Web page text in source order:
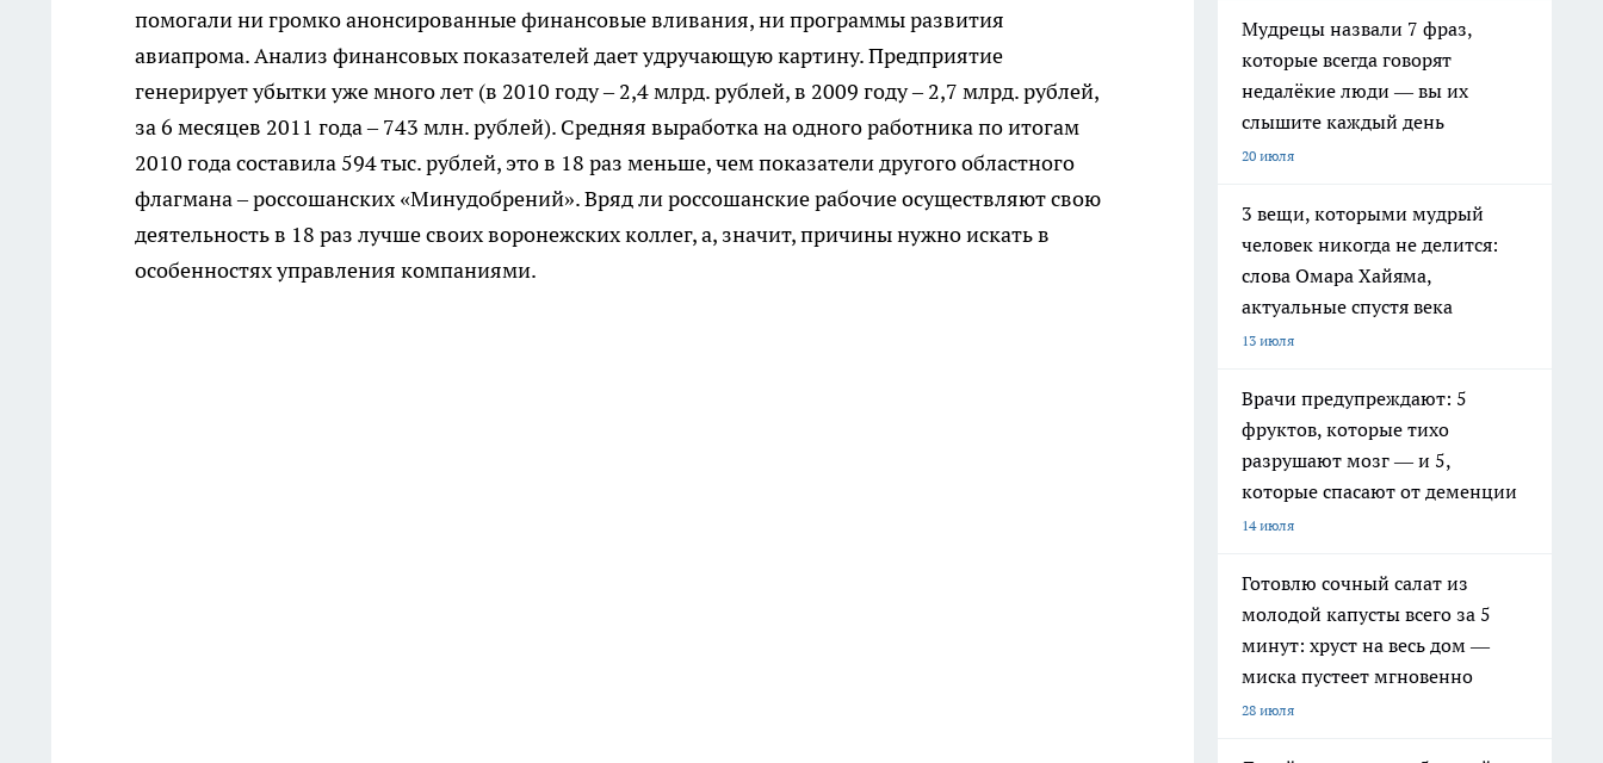
помогали ни громко анонсированные финансовые вливания, ни программы развития
авиапрома. Анализ финансовых показателей дает удручающую картину. Предприятие
генерирует убытки уже много лет (в 2010 году – 2,4 млрд. рублей, в 2009 году – 2,7 млрд. рублей,
за 6 месяцев 2011 года – 743 млн. рублей). Средняя выработка на одного работника по итогам
2010 года составила 594 тыс. рублей, это в 18 раз меньше, чем показатели другого областного
флагмана – россошанских «Минудобрений». Вряд ли россошанские рабочие осуществляют свою
деятельность в 18 раз лучше своих воронежских коллег, а, значит, причины нужно искать в
особенностях управления компаниями.
Мудрецы назвали 7 фраз,
которые всегда говорят
недалёкие люди — вы их
слышите каждый день
20 июля
3 вещи, которыми мудрый
человек никогда не делится:
слова Омара Хайяма,
актуальные спустя века
13 июля
Врачи предупреждают: 5
фруктов, которые тихо
разрушают мозг — и 5,
которые спасают от деменции
14 июля
Готовлю сочный салат из
молодой капусты всего за 5
минут: хруст на весь дом —
миска пустеет мгновенно
28 июля